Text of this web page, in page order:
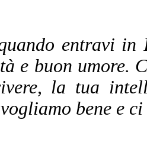
entravi in
e buon umore.
la tua
bene e